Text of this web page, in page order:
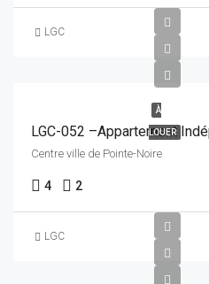
LGC
À
LOUER
LGC-052 –Appartement
Centre ville de Pointe-Noire
4 2
LGC